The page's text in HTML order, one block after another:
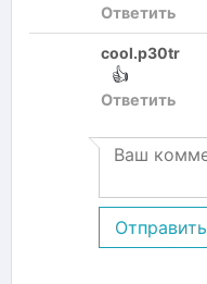
Ответить
cool.p30tr
👍
Ответить
Отправить